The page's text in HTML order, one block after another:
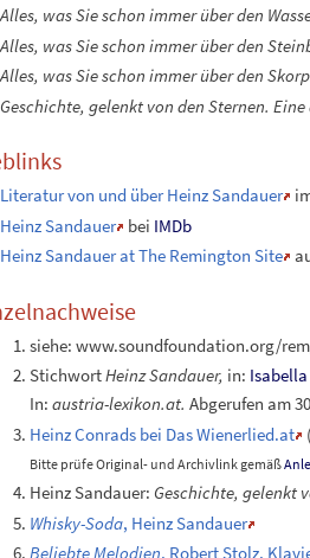
Alles, was Sie schon immer über den
Alles, was Sie schon immer über den
Alles, was Sie schon immer über den
Geschichte, gelenkt von den Sternen.
Literatur von und über Heinz Sandauer
Heinz Sandauer bei IMDb
Heinz Sandauer at The Remington Site
siehe: www.soundfoundation.org/
StichwortHeinz Sandauer, in:
In: austria-lexikon.at. Abgerufen am
Heinz Conrads bei Das Wienerlied.at (
Bitte prüfe Original- und Archivlink gemäß
Heinz Sandauer: Geschichte, gelenkt
Whisky-Soda, Heinz Sandauer
Beliebte Melodien, Robert Stolz,